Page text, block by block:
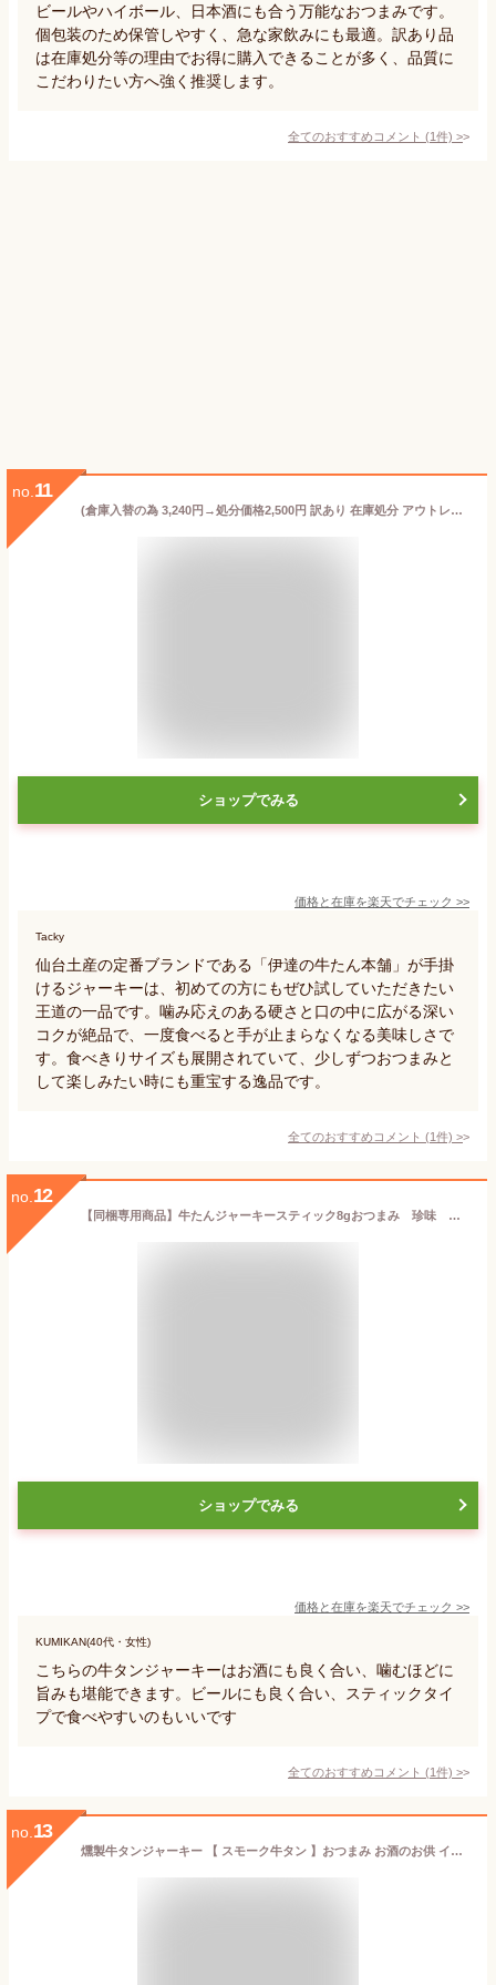
ビールやハイボール、日本酒にも合う万能なおつまみです。
個包装のため保管しやすく、急な家飲みにも最適。訳あり品
は在庫処分等の理由でお得に購入できることが多く、品質に
こだわりたい方へ強く推奨します。
全てのおすすめコメント (1件) >
no. 11
(倉庫入替の為 3,240円→処分価格2,500円 訳あり 在庫処分 アウトレット) 【クール代込み 送料無料】伊達の牛たん本舗 牛たんスモーク 塩味 60g×3袋 ビール 焼酎 ハイボール のおつまみに 冷蔵 虎S 父の日
ショップでみる
価格と在庫を楽天でチェック >>
Tacky
仙台土産の定番ブランドである「伊達の牛たん本舗」が手掛
けるジャーキーは、初めての方にもぜひ試していただきたい
王道の一品です。噛み応えのある硬さと口の中に広がる深い
コクが絶品で、一度食べると手が止まらなくなる美味しさで
す。食べきりサイズも展開されていて、少しずつおつまみと
して楽しみたい時にも重宝する逸品です。
全てのおすすめコメント (1件) >
no. 12
【同梱専用商品】牛たんジャーキースティック8gおつまみ 珍味 ビーフ ビーフジャーキー 牛タン おやつ オヤツ 晩酌 肴 家飲み 宅呑み
ショップでみる
価格と在庫を楽天でチェック >>
KUMIKAN(40代・女性)
こちらの牛タンジャーキーはお酒にも良く合い、噛むほどに
旨みも堪能できます。ビールにも良く合い、スティックタイ
プで食べやすいのもいいです
全てのおすすめコメント (1件) >
no. 13
燻製牛タンジャーキー 【 スモーク牛タン 】おつまみ お酒のお供 イベント 景品 食べ物 贈り物 お中元 御中元 夏ギフト 2026 父の日 お返し プレゼント ギフト 結婚祝い 結婚 出産 内祝い 退職祝い お取り寄せ